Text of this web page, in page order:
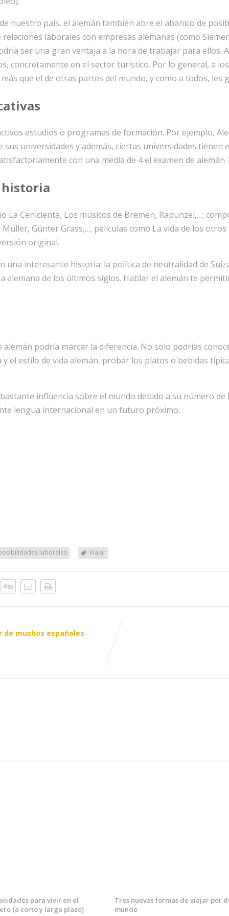
nuestro país, el alemán también abre el abanico de
laborales con empresas alemanas (como
ser una gran ventaja a la hora de trabajar para ellos.
concretamente en el sector turístico. Por lo general, a
que el de otras partes del mundo, y como a todos,
estudios o programas de formación. Por ejemplo,
universidades y además, ciertas universidades tienen
con una media de 4 el examen de alemán
La Cenicienta, Los músicos de Bremen, Rapunzel,…;
Günter Grass,…; películas como La vida de los
original.
una interesante historia: la política de neutralidad de
alemana de los últimos siglos. Hablar el alemán te
alemán podría marcar la diferencia. No solo podrías
el estilo de vida alemán, probar los platos o bebidas
influencia sobre el mundo debido a su número
lengua internacional en un futuro próximo.
laborales Viajar
de muchos españoles
para vivir en el
(a corto y largo plazo)
Tres nuevas formas de viajar por
mundo